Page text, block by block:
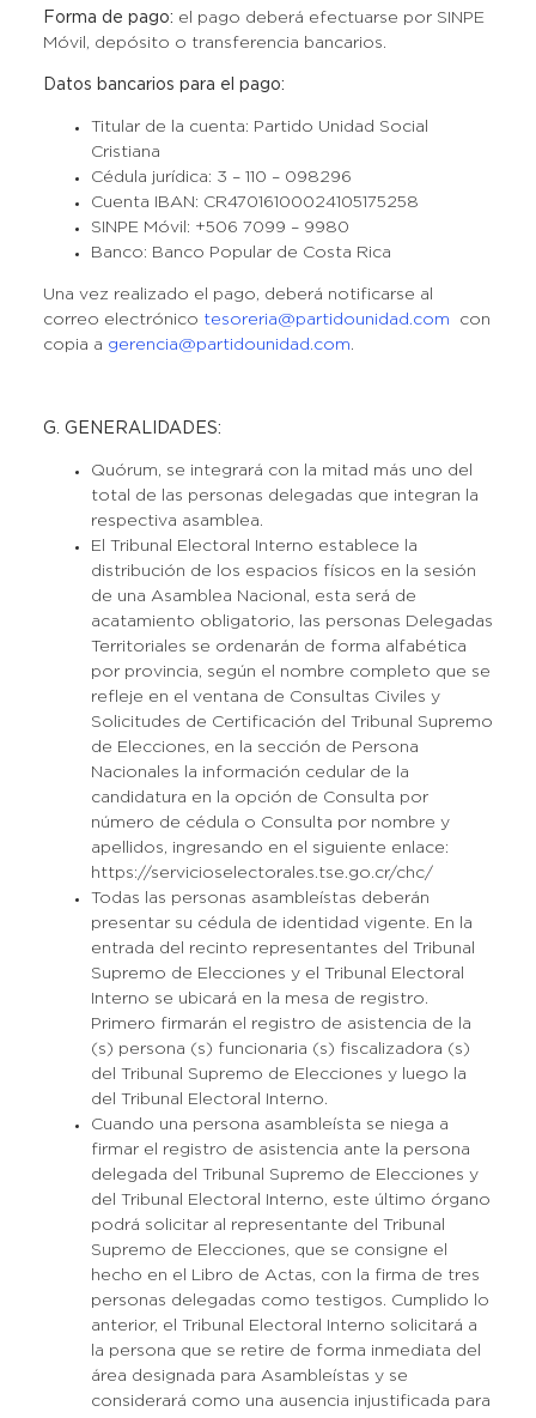
Forma de pago: el pago deberá efectuarse por SINPE
Móvil, depósito o transferencia bancarios.
Datos bancarios para el pago:
Titular de la cuenta: Partido Unidad Social
Cristiana
Cédula jurídica: 3 – 110 – 098296
Cuenta IBAN: CR47016100024105175258
SINPE Móvil: +506 7099 – 9980
Banco: Banco Popular de Costa Rica
Una vez realizado el pago, deberá notificarse al
correo electrónico tesoreria@partidounidad.com con
copia a gerencia@partidounidad.com
G. GENERALIDADES:
Quórum, se integrará con la mitad más uno del
total de las personas delegadas que integran la
respectiva asamblea.
El Tribunal Electoral Interno establece la
distribución de los espacios físicos en la sesión
de una Asamblea Nacional, esta será de
acatamiento obligatorio, las personas Delegadas
Territoriales se ordenarán de forma alfabética
por provincia, según el nombre completo que se
refleje en el ventana de Consultas Civiles y
Solicitudes de Certificación del Tribunal Supremo
de Elecciones, en la sección de Persona
Nacionales la información cedular de la
candidatura en la opción de Consulta por
número de cédula o Consulta por nombre y
apellidos, ingresando en el siguiente enlace:
https://servicioselectorales.tse.go.cr/chc/
Todas las personas asambleístas deberán
presentar su cédula de identidad vigente. En la
entrada del recinto representantes del Tribunal
Supremo de Elecciones y el Tribunal Electoral
Interno se ubicará en la mesa de registro.
Primero firmarán el registro de asistencia de la
(s) persona (s) funcionaria (s) fiscalizadora (s)
del Tribunal Supremo de Elecciones y luego la
del Tribunal Electoral Interno.
Cuando una persona asambleísta se niega a
firmar el registro de asistencia ante la persona
delegada del Tribunal Supremo de Elecciones y
del Tribunal Electoral Interno, este último órgano
podrá solicitar al representante del Tribunal
Supremo de Elecciones, que se consigne el
hecho en el Libro de Actas, con la firma de tres
personas delegadas como testigos. Cumplido lo
anterior, el Tribunal Electoral Interno solicitará a
la persona que se retire de forma inmediata del
área designada para Asambleístas y se
considerará como una ausencia injustificada para